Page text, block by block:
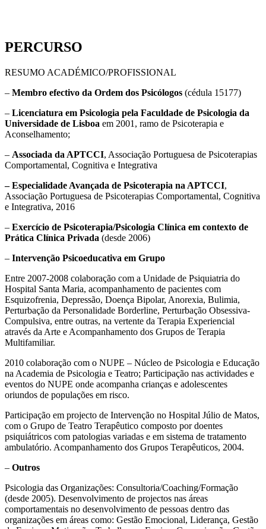
PERCURSO
RESUMO ACADÉMICO/PROFISSIONAL
– Membro efectivo da Ordem dos Psicólogos (cédula 15177)
– Licenciatura em Psicologia pela Faculdade de Psicologia da
Universidade de Lisboa em 2001, ramo de Psicoterapia e
Aconselhamento;
– Associada da APTCCI, Associação Portuguesa de Psicoterapias
Comportamental, Cognitiva e Integrativa
– Especialidade Avançada de Psicoterapia na APTCCI,
Associação Portuguesa de Psicoterapias Comportamental, Cognitiva
e Integrativa, 2016
– Exercício de Psicoterapia/Psicologia Clínica em contexto de
Prática Clínica Privada (desde 2006)
– Intervenção Psicoeducativa em Grupo
Entre 2007-2008 colaboração com a Unidade de Psiquiatria do
Hospital Santa Maria, acompanhamento de pacientes com
Esquizofrenia, Depressão, Doença Bipolar, Anorexia, Bulimia,
Perturbação da Personalidade Borderline, Perturbação Obsessiva-
Compulsiva, entre outras, na vertente da Terapia Experiencial
através da Arte e Acompanhamento dos Grupos de Terapia
Multifamiliar.
2010 colaboração com o NUPE – Núcleo de Psicologia e Educação
na Academia de Psicologia e Teatro; Participação nas actividades e
eventos do NUPE onde acompanha crianças e adolescentes
oriundos de populações em risco.
Participação em projecto de Intervenção no Hospital Júlio de Matos,
com o Grupo de Teatro Terapêutico composto por doentes
psiquiátricos com patologias variadas e em sistema de tratamento
ambulatório. Acompanhamento dos Grupos Terapêuticos, 2004.
– Outros
Psicologia das Organizações: Consultoria/Coaching/Formação
(desde 2005). Desenvolvimento de projectos nas áreas
comportamentais no desenvolvimento de pessoas dentro das
organizações em áreas como: Gestão Emocional, Liderança, Gestão